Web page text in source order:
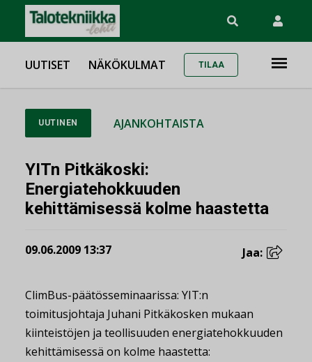
UUTISET NÄKÖKULMAT TILAA
UUTINEN AJANKOHTAISTA
YITn Pitkäkoski:
Energiatehokkuuden
kehittämisessä kolme haastetta
09.06.2009 13:37 Jaa:
ClimBus-päätösseminaarissa: YIT:n
toimitusjohtaja Juhani Pitkäkosken mukaan
kiinteistöjen ja teollisuuden energiatehokkuuden
kehittämisessä on kolme haastetta: